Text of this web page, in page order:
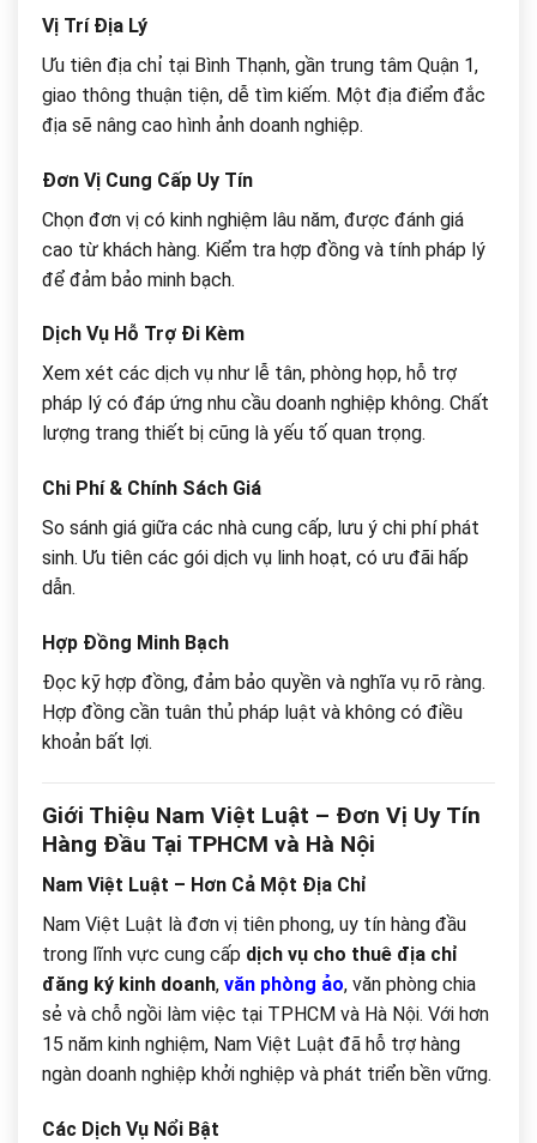
Vị Trí Địa Lý
Ưu tiên địa chỉ tại Bình Thạnh, gần trung tâm Quận 1,
giao thông thuận tiện, dễ tìm kiếm. Một địa điểm đắc
địa sẽ nâng cao hình ảnh doanh nghiệp.
Đơn Vị Cung Cấp Uy Tín
Chọn đơn vị có kinh nghiệm lâu năm, được đánh giá
cao từ khách hàng. Kiểm tra hợp đồng và tính pháp lý
để đảm bảo minh bạch.
Dịch Vụ Hỗ Trợ Đi Kèm
Xem xét các dịch vụ như lễ tân, phòng họp, hỗ trợ
pháp lý có đáp ứng nhu cầu doanh nghiệp không. Chất
lượng trang thiết bị cũng là yếu tố quan trọng.
Chi Phí & Chính Sách Giá
So sánh giá giữa các nhà cung cấp, lưu ý chi phí phát
sinh. Ưu tiên các gói dịch vụ linh hoạt, có ưu đãi hấp
dẫn.
Hợp Đồng Minh Bạch
Đọc kỹ hợp đồng, đảm bảo quyền và nghĩa vụ rõ ràng.
Hợp đồng cần tuân thủ pháp luật và không có điều
khoản bất lợi.
Giới Thiệu Nam Việt Luật – Đơn Vị Uy Tín
Hàng Đầu Tại TPHCM và Hà Nội
Nam Việt Luật – Hơn Cả Một Địa Chỉ
Nam Việt Luật là đơn vị tiên phong, uy tín hàng đầu
trong lĩnh vực cung cấp dịch vụ cho thuê địa chỉ
đăng ký kinh doanh, văn phòng ảo, văn phòng chia
sẻ và chỗ ngồi làm việc tại TPHCM và Hà Nội. Với hơn
15 năm kinh nghiệm, Nam Việt Luật đã hỗ trợ hàng
ngàn doanh nghiệp khởi nghiệp và phát triển bền vững.
Các Dịch Vụ Nổi Bật